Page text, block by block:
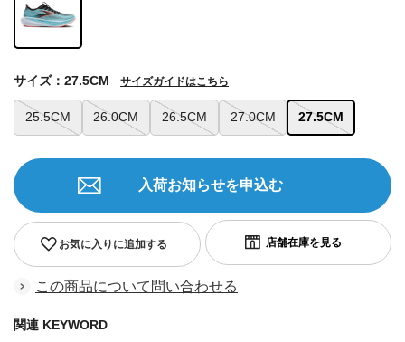
25.5CM 26.0CM 26.5CM 27.0CM 27.5CM
サイズ：27.5CM サイズガイドはこちら
お気に入りに追加する
入荷お知らせを申込む
この商品について問い合わせる
関連 KEYWORD